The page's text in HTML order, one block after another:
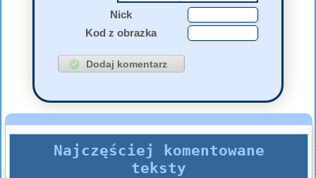
Nick
Kod z obrazka
Najczęściej komentowane
teksty